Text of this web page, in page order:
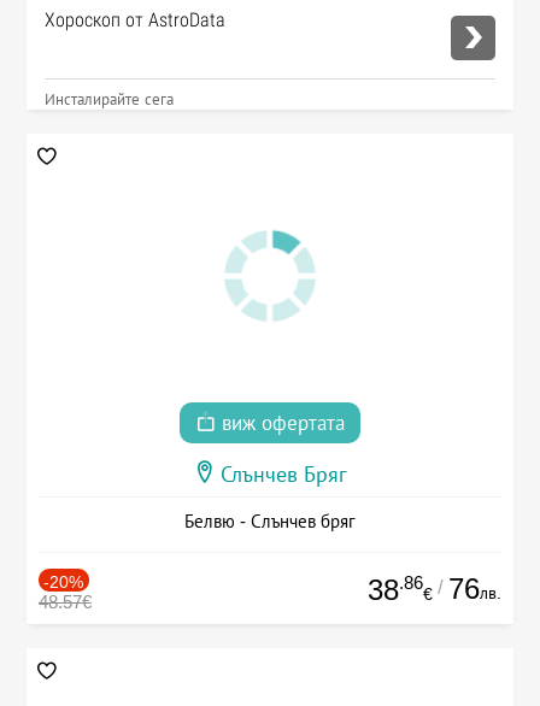
Хороскоп от AstroData
Инсталирайте сега
виж офертата
Слънчев Бряг
Белвю - Слънчев бряг
-20%
48.57€ 38.86
€ / 76лв.